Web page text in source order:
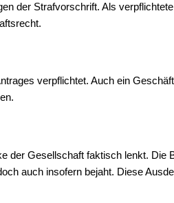
der Strafvorschrift. Als
verpflichtet. Auch ein
der Gesellschaft faktisch lenkt. Die
auch insofern bejaht. Diese